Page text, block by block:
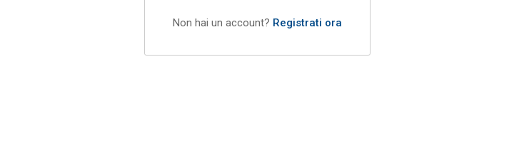
Non hai un account? Registrati ora